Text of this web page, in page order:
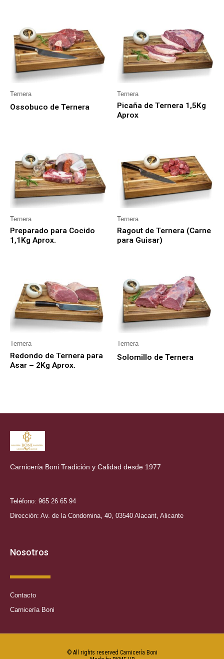
Ternera
Ossobuco de Ternera
Ternera
Picaña de Ternera 1,5Kg
Aprox
Ternera
Preparado para Cocido
1,1Kg Aprox.
Ternera
Ragout de Ternera (Carne
para Guisar)
Ternera
Redondo de Ternera para
Asar – 2Kg Aprox.
Ternera
Solomillo de Ternera
Carnicería Boni Tradición y Calidad desde 1977
Teléfono: 965 26 65 94
Dirección: Av. de la Condomina, 40, 03540 Alacant, Alicante
Nosotros
Contacto
Carnicería Boni
© All rights reserved Carnicería Boni